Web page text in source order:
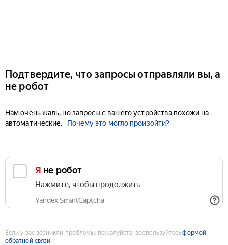
Подтвердите, что запросы отправляли вы, а
не робот
Нам очень жаль, но запросы с вашего устройства похожи на
автоматические.
Почему это могло произойти?
Я не робот
Нажмите, чтобы продолжить
Yandex SmartCaptcha
Если у вас возникли проблемы, пожалуйста, воспользуйтесьформой
обратной связи